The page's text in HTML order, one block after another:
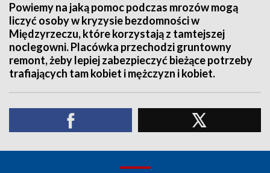
Powiemy na jaką pomoc podczas mrozów mogą
liczyć osoby w kryzysie bezdomności w
Międzyrzeczu, które korzystają z tamtejszej
noclegowni. Placówka przechodzi gruntowny
remont, żeby lepiej zabezpieczyć bieżące potrzeby
trafiających tam kobiet i mężczyzn i kobiet.